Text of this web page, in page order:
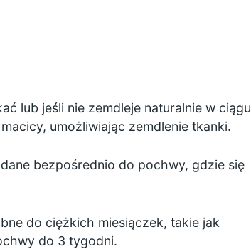
lub jeśli nie zemdleje naturalnie w ciągu
umożliwiając zemdlenie tkanki.
bezpośrednio do pochwy, gdzie się
do ciężkich miesiączek, takie jak
do 3 tygodni.